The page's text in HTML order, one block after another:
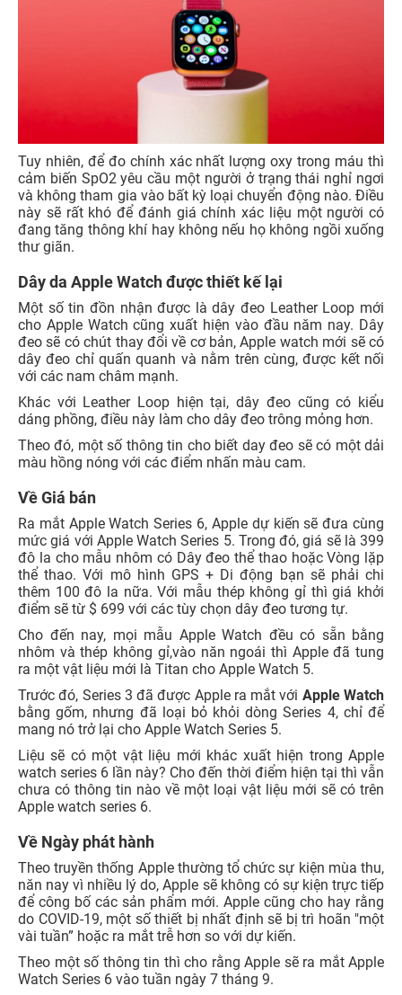
Tuy nhiên, để đo chính xác nhất lượng oxy trong máu thì
cảm biến SpO2 yêu cầu một người ở trạng thái nghỉ ngơi
và không tham gia vào bất kỳ loại chuyển động nào. Điều
này sẽ rất khó để đánh giá chính xác liệu một người có
đang tăng thông khí hay không nếu họ không ngồi xuống
thư giãn.
Dây da Apple Watch được thiết kế lại
Một số tin đồn nhận được là dây đeo Leather Loop mới
cho Apple Watch cũng xuất hiện vào đầu năm nay. Dây
đeo sẽ có chút thay đổi về cơ bản, Apple watch mới sẽ có
dây đeo chỉ quấn quanh và nằm trên cùng, được kết nối
với các nam châm mạnh.
Khác với Leather Loop hiện tại, dây đeo cũng có kiểu
dáng phồng, điều này làm cho dây đeo trông mỏng hơn.
Theo đó, một số thông tin cho biết day đeo sẽ có một dải
màu hồng nóng với các điểm nhấn màu cam.
Về Giá bán
Ra mắt Apple Watch Series 6, Apple dự kiến ​​sẽ đưa cùng
mức giá với Apple Watch Series 5. Trong đó, giá sẽ là 399
đô la cho mẫu nhôm có Dây đeo thể thao hoặc Vòng lặp
thể thao. Với mô hình GPS + Di động bạn sẽ phải chi
thêm 100 đô la nữa. Với mẫu thép không gỉ thì giá khởi
điểm sẽ từ $ 699 với các tùy chọn dây đeo tương tự.
Cho đến nay, mọi mẫu Apple Watch đều có sẵn bằng
nhôm và thép không gỉ,vào năn ngoái thì Apple đã tung
ra một vật liệu mới là Titan cho Apple Watch 5.
Trước đó, Series 3 đã được Apple ra mắt với Apple Watch
bằng gốm, nhưng đã loại bỏ khỏi dòng Series 4, chỉ để
mang nó trở lại cho Apple Watch Series 5.
Liệu sẽ có một vật liệu mới khác xuất hiện trong Apple
watch series 6 lần này? Cho đến thời điểm hiện tại thì vẫn
chưa có thông tin nào về một loại vật liệu mới sẽ có trên
Apple watch series 6.
Về Ngày phát hành
Theo truyền thống Apple thường tổ chức sự kiện mùa thu,
năn nay vì nhiều lý do, Apple sẽ không có sự kiện trực tiếp
để công bố các sản phẩm mới. Apple cũng cho hay rằng
do COVID-19, một số thiết bị nhất định sẽ bị trì hoãn "một
vài tuần” hoặc ra mắt trễ hơn so với dự kiến.
Theo một số thông tin thì cho rằng Apple sẽ ra mắt Apple
Watch Series 6 vào tuần ngày 7 tháng 9.